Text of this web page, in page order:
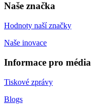
Naše značka
Hodnoty naší značky
Naše inovace
Informace pro média
Tiskové zprávy
Blogs